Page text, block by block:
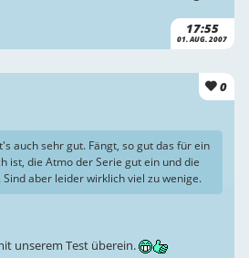
17:55
01. AUG. 2007
0
auch sehr gut. Fängt, so gut das für ein
ist, die Atmo der Serie gut ein und die
aber leider wirklich viel zu wenige.
unserem Test überein.